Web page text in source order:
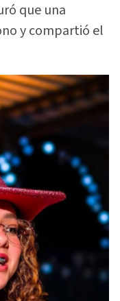
que una
y compartió el